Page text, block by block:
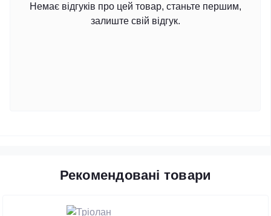
Немає відгуків про цей товар, станьте першим,
залиште свій відгук.
Рекомендовані товари